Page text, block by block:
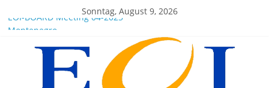
Sonntag, August 9, 2026
EOI-BOARD Meeting 04-2025
Montenegro
News for members of the EOI
EOI – General ASSEMBLY 2025 10 28
President Milkov participated in the Doha Conference on
Artificial Intelligence and Human Rights